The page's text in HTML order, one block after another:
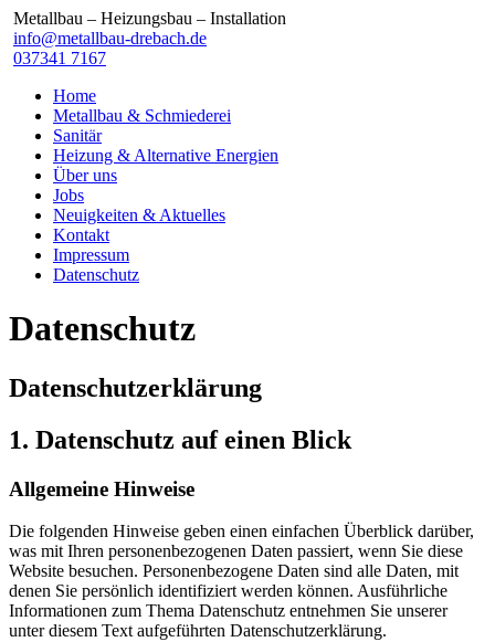
Metallbau – Heizungsbau – Installation
info@metallbau-drebach.de
037341 7167
Home
Metallbau & Schmiederei
Sanitär
Heizung & Alternative Energien
Über uns
Jobs
Neuigkeiten & Aktuelles
Kontakt
Impressum
Datenschutz
Datenschutz
Datenschutzerklärung
1. Datenschutz auf einen Blick
Allgemeine Hinweise
Die folgenden Hinweise geben einen einfachen Überblick darüber,
was mit Ihren personenbezogenen Daten passiert, wenn Sie diese
Website besuchen. Personenbezogene Daten sind alle Daten, mit
denen Sie persönlich identifiziert werden können. Ausführliche
Informationen zum Thema Datenschutz entnehmen Sie unserer
unter diesem Text aufgeführten Datenschutzerklärung.